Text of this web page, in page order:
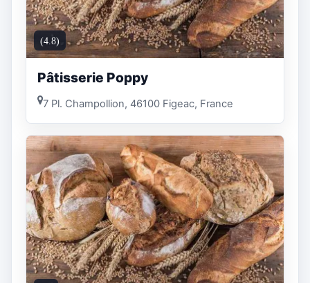
(4.8)
Pâtisserie Poppy
7 Pl. Champollion, 46100 Figeac, France